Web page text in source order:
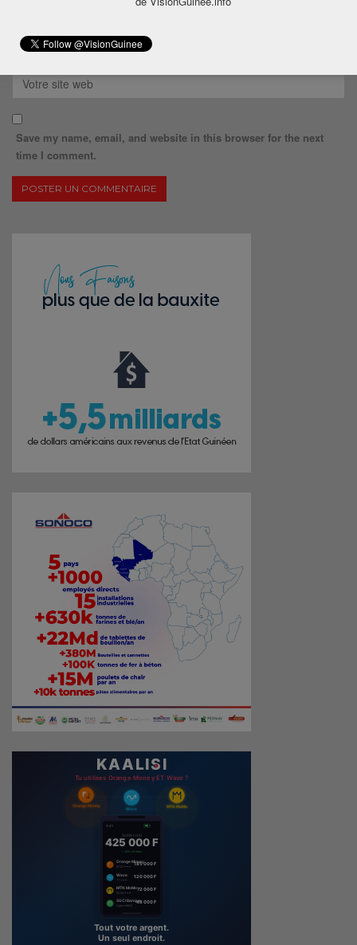
Save my name, email, and website in this browser for the next
time I comment.